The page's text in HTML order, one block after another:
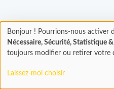
Chargement...Chargement
En cours...
Bonjour ! Pourrions-nous activer
Nécessaire, Sécurité, Statistique
toujours modifier ou retirer votre
Laissez-moi choisir